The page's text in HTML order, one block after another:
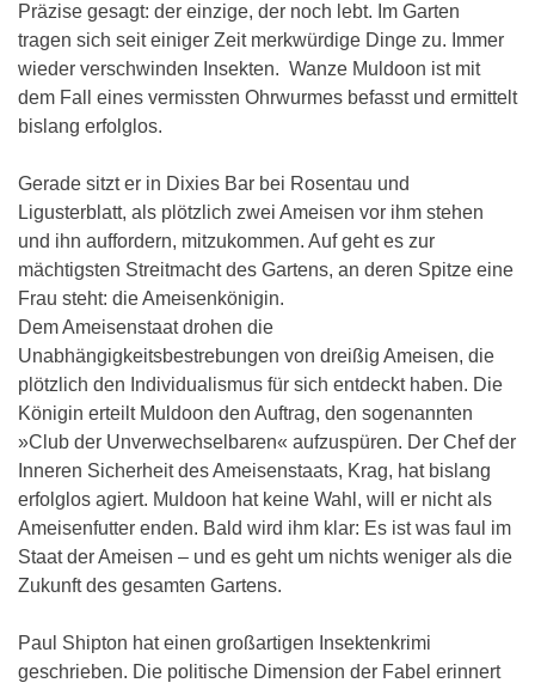
Präzise gesagt: der einzige, der noch lebt. Im Garten
tragen sich seit einiger Zeit merkwürdige Dinge zu. Immer
wieder verschwinden Insekten. Wanze Muldoon ist mit
dem Fall eines vermissten Ohrwurmes befasst und ermittelt
bislang erfolglos.
Gerade sitzt er in Dixies Bar bei Rosentau und
Ligusterblatt, als plötzlich zwei Ameisen vor ihm stehen
und ihn auffordern, mitzukommen. Auf geht es zur
mächtigsten Streitmacht des Gartens, an deren Spitze eine
Frau steht: die Ameisenkönigin.
Dem Ameisenstaat drohen die
Unabhängigkeitsbestrebungen von dreißig Ameisen, die
plötzlich den Individualismus für sich entdeckt haben. Die
Königin erteilt Muldoon den Auftrag, den sogenannten
»Club der Unverwechselbaren« aufzuspüren. Der Chef der
Inneren Sicherheit des Ameisenstaats, Krag, hat bislang
erfolglos agiert. Muldoon hat keine Wahl, will er nicht als
Ameisenfutter enden. Bald wird ihm klar: Es ist was faul im
Staat der Ameisen – und es geht um nichts weniger als die
Zukunft des gesamten Gartens.
Paul Shipton hat einen großartigen Insektenkrimi
geschrieben. Die politische Dimension der Fabel erinnert